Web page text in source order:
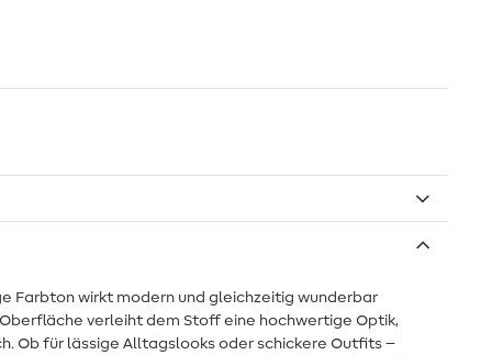
Farbton wirkt modern und gleichzeitig wunderbar
verleiht dem Stoff eine hochwertige Optik,
Ob für lässige Alltagslooks oder schickere Outfits –